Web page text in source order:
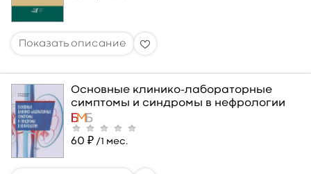
Основные клинико-лабораторные
симптомы и синдромы в нефрологии
60 ₽ /1 мес.